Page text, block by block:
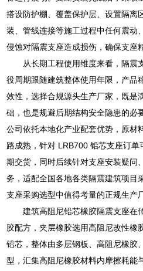
搭设防护棚、覆盖保护层、设置隔离
装、管线连接等施工过程中任何震动
侵蚀对隔震支座造成损伤，确保支座
从长期工程使用维度来看，隔震
役周期跟随建筑整体使用年限，产品
效性，选择合规源头生产厂家，既是
础，也是规避后期结构安全隐患的必
公司依托本地化产业配套优势，原材
路成熟，针对 LRB700 铅芯支座订
期交货，同时后续针对支座安装疑问
务，适配全国各地各类隔震建筑项目
支座采购选型中值得考量的正规生产
建筑高阻尼铅芯橡胶隔震支座在
胶配方，夹层橡胶选用高阻尼改性橡
铅芯，整体由多层钢板、高阻尼橡胶
型，汇集高阻尼橡胶材料内摩擦耗能